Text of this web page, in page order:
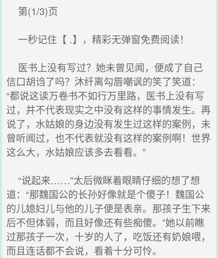
第(1/3)页
一秒记住【 .】，精彩无弹窗免费阅读！
医书上没有写过？她未曾见闻，便成了自己
信口胡诌了吗？沐纤离勾唇嘲讽的笑了笑道：
“都说这读万卷书不如行万里路，医书上没有写
过，并不代表现实之中没有这样的事情发生。再
说了，水姑娘的身边没有发生过这样的案例，未
曾听闻过，也不代表就没有这样的案例啊！世界
这么大，水姑娘应该多去看看。”
“说起来……”太后微眯着眼睛仔细的想了想
道：“那魏国公的长孙好像就是个傻子！魏国公
的儿媳妇儿与他的儿子便是表亲。那孩子生下来
后不但体弱，而且好像还有些痴傻。”她以前瞧
过那孩子一次，十岁的人了，吃饭还有奶娘喂，
而且连话都不会说，看着十分可怜。